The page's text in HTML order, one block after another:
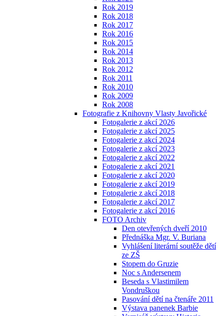
Rok 2019
Rok 2018
Rok 2017
Rok 2016
Rok 2015
Rok 2014
Rok 2013
Rok 2012
Rok 2011
Rok 2010
Rok 2009
Rok 2008
Fotografie z Knihovny Vlasty Javořické
Fotogalerie z akcí 2026
Fotogalerie z akcí 2025
Fotogalerie z akcí 2024
Fotogalerie z akcí 2023
Fotogalerie z akcí 2022
Fotogalerie z akcí 2021
Fotogalerie z akcí 2020
Fotogalerie z akcí 2019
Fotogalerie z akcí 2018
Fotogalerie z akcí 2017
Fotogalerie z akcí 2016
FOTO Archiv
Den otevřených dveří 2010
Přednáška Mgr. V. Buriana
Vyhlášení literární soutěže dětí
ze ZŠ
Stopem do Gruzie
Noc s Andersenem
Beseda s Vlastimilem
Vondruškou
Pasování dětí na čtenáře 2011
Výstava panenek Barbie